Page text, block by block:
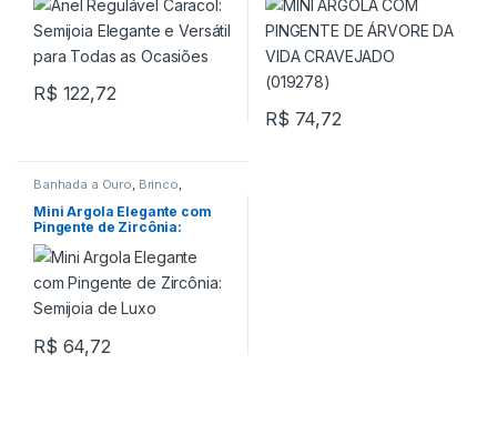
R$ 122,72
R$ 74,72
Banhada a Ouro, Brinco,
Mini Argola Elegante com
Pingente de Zircônia:
Semijoia de Luxo
R$ 64,72